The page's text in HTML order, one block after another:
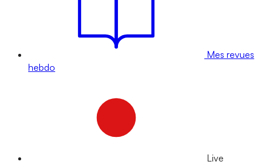
Mes revues
hebdo
Live